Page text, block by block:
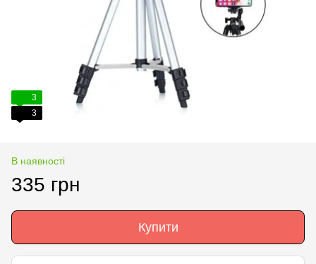
3
3
В наявності
335 грн
Купити